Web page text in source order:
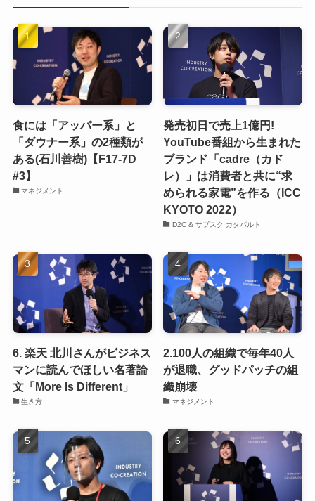
食には「アッパー系」と
「ダウナー系」の2種類が
ある(石川善樹)【F17-7D
#3】
マネジメント
発売初日で売上1億円!
YouTube番組から生まれた
ブランド「cadre（カド
レ）」は消費者と共に“求
められる家電”を作る（ICC
KYOTO 2022）
D2C & サブスク カタパルト
6. 楽天 北川さんがビジネス
マンに読んでほしい名著論
文「More Is Different」
生き方
2.100人の組織で毎年40人
が退職、グッドパッチの組
織崩壊
マネジメント